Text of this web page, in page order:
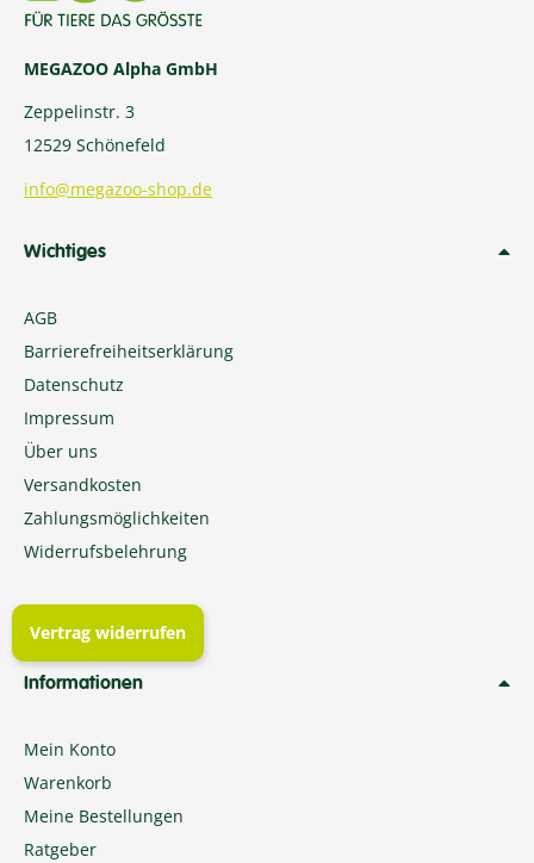
MEGAZOO Alpha GmbH
Zeppelinstr. 3
12529 Schönefeld
info@megazoo-shop.de
Wichtiges
AGB
Barrierefreiheitserklärung
Datenschutz
Impressum
Über uns
Versandkosten
Zahlungsmöglichkeiten
Widerrufsbelehrung
Vertrag widerrufen
Informationen
Mein Konto
Warenkorb
Meine Bestellungen
Ratgeber